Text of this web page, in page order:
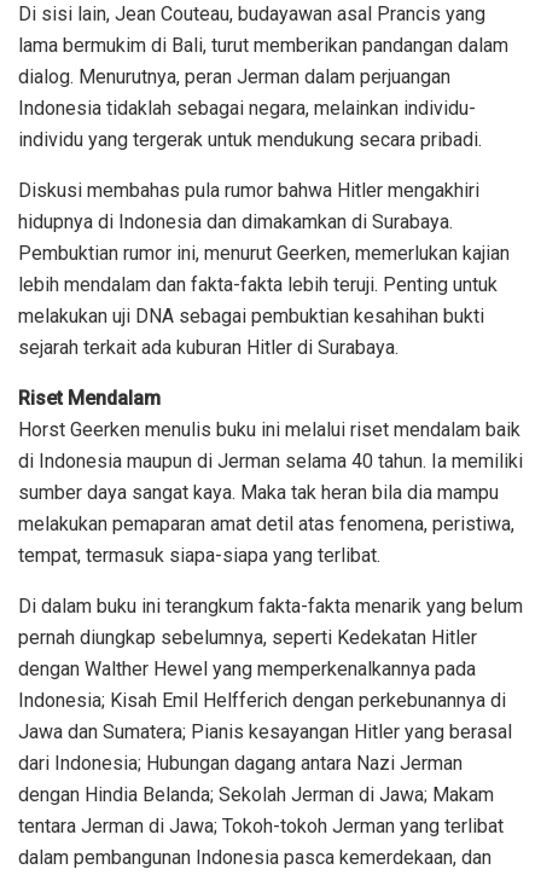
Di sisi lain, Jean Couteau, budayawan asal Prancis yang
lama bermukim di Bali, turut memberikan pandangan dalam
dialog. Menurutnya, peran Jerman dalam perjuangan
Indonesia tidaklah sebagai negara, melainkan individu-
individu yang tergerak untuk mendukung secara pribadi.
Diskusi membahas pula rumor bahwa Hitler mengakhiri
hidupnya di Indonesia dan dimakamkan di Surabaya.
Pembuktian rumor ini, menurut Geerken, memerlukan kajian
lebih mendalam dan fakta-fakta lebih teruji. Penting untuk
melakukan uji DNA sebagai pembuktian kesahihan bukti
sejarah terkait ada kuburan Hitler di Surabaya.
Riset Mendalam
Horst Geerken menulis buku ini melalui riset mendalam baik
di Indonesia maupun di Jerman selama 40 tahun. Ia memiliki
sumber daya sangat kaya. Maka tak heran bila dia mampu
melakukan pemaparan amat detil atas fenomena, peristiwa,
tempat, termasuk siapa-siapa yang terlibat.
Di dalam buku ini terangkum fakta-fakta menarik yang belum
pernah diungkap sebelumnya, seperti Kedekatan Hitler
dengan Walther Hewel yang memperkenalkannya pada
Indonesia; Kisah Emil Helfferich dengan perkebunannya di
Jawa dan Sumatera; Pianis kesayangan Hitler yang berasal
dari Indonesia; Hubungan dagang antara Nazi Jerman
dengan Hindia Belanda; Sekolah Jerman di Jawa; Makam
tentara Jerman di Jawa; Tokoh-tokoh Jerman yang terlibat
dalam pembangunan Indonesia pasca kemerdekaan, dan